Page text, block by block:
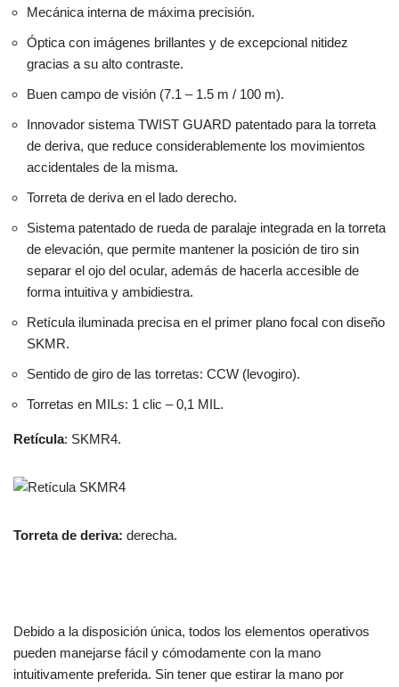
Mecánica interna de máxima precisión.
Óptica con imágenes brillantes y de excepcional nitidez
gracias a su alto contraste.
Buen campo de visión (7.1 – 1.5 m / 100 m).
Innovador sistema TWIST GUARD patentado para la torreta
de deriva, que reduce considerablemente los movimientos
accidentales de la misma.
Torreta de deriva en el lado derecho.
Sistema patentado de rueda de paralaje integrada en la torreta
de elevación, que permite mantener la posición de tiro sin
separar el ojo del ocular, además de hacerla accesible de
forma intuitiva y ambidiestra.
Retícula iluminada precisa en el primer plano focal con diseño
SKMR.
Sentido de giro de las torretas: CCW (levogiro).
Torretas en MILs: 1 clic – 0,1 MIL.
Retícula: SKMR4.
Torreta de deriva: derecha.
Debido a la disposición única, todos los elementos operativos
pueden manejarse fácil y cómodamente con la mano
intuitivamente preferida. Sin tener que estirar la mano por